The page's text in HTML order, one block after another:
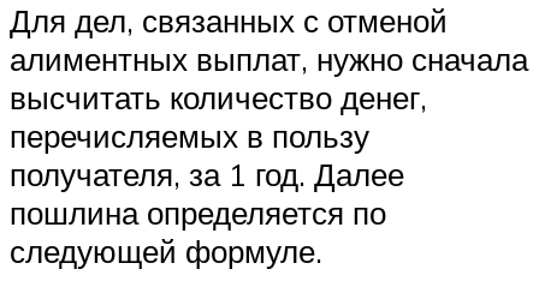
Для дел, связанных с отменой
алиментных выплат, нужно сначала
высчитать количество денег,
перечисляемых в пользу
получателя, за 1 год. Далее
пошлина определяется по
следующей формуле.